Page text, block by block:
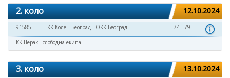
2. коло 12.10.2024
91585 КК Колеџ Београд : ОКК Београд 74 : 79
КК Церак - слободна екипа
3. коло 13.10.2024